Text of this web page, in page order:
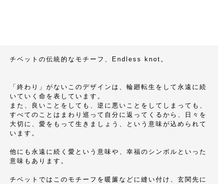
チベットの伝統的なモチーフ、Endless knot。
「終わり」がないこのデザインは、輪廻転生をして永遠に続
いていく命を表しています。
また、良いことをしても、逆に悪いことをしてしまっても、
すべてのことはまわり巡って自分に返ってくるから、日々を
大切に、愛をもって生きましょう、という意味が込められて
います。
他にも永遠に続く愛という意味や、幸福のシンボルといった
意味もあります。
チベットではこのモチーフを暖簾などに縫い付け、玄関先に